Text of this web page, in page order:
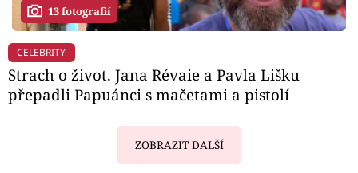
13 fotografií
CELEBRITY
Strach o život. Jana Révaie a Pavla Lišku
přepadli Papuánci s mačetami a pistolí
ZOBRAZIT DALŠÍ